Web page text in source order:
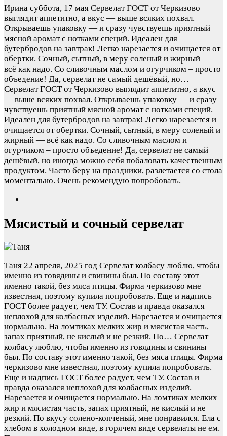
Ирина суббота, 17 мая Сервелат ГОСТ от Черкизово
выглядит аппетитно, а вкус — выше всяких похвал.
Открываешь упаковку — и сразу чувствуешь приятный
мясной аромат с нотками специй. Идеален для
бутербродов на завтрак! Легко нарезается и очищается от
обертки. Сочный, сытный, в меру соленый и жирный —
всё как надо. Со сливочным маслом и огурчиком – просто
объедение! Да, сервелат не самый дешёвый, но…
Сервелат ГОСТ от Черкизово выглядит аппетитно, а вкус
— выше всяких похвал. Открываешь упаковку — и сразу
чувствуешь приятный мясной аромат с нотками специй.
Идеален для бутербродов на завтрак! Легко нарезается и
очищается от обертки. Сочный, сытный, в меру соленый и
жирный — всё как надо. Со сливочным маслом и
огурчиком – просто объедение! Да, сервелат не самый
дешёвый, но иногда можно себя побаловать качественным
продуктом. Часто беру на праздники, разлетается со стола
моментально. Очень рекомендую попробовать.
Мясистый и сочный сервелат
Таня 22 апреля, 2025 год Сервелат колбасу люблю, чтобы
именно из говядины и свинины был. По составу этот
именно такой, без мяса птицы. Фирма черкизово мне
известная, поэтому купила попробовать. Еще и надпись
ГОСТ более радует, чем ТУ. Состав и правда оказался
неплохой для колбасных изделий. Нарезается и очищается
нормально. На ломтиках мелких жир и мясистая часть,
запах приятный, не кислый и не резкий. По… Сервелат
колбасу люблю, чтобы именно из говядины и свинины
был. По составу этот именно такой, без мяса птицы. Фирма
черкизово мне известная, поэтому купила попробовать.
Еще и надпись ГОСТ более радует, чем ТУ. Состав и
правда оказался неплохой для колбасных изделий.
Нарезается и очищается нормально. На ломтиках мелких
жир и мясистая часть, запах приятный, не кислый и не
резкий. По вкусу солено-копченый, мне понравился. Ела с
хлебом в холодном виде, в горячем виде сервелаты не ем.